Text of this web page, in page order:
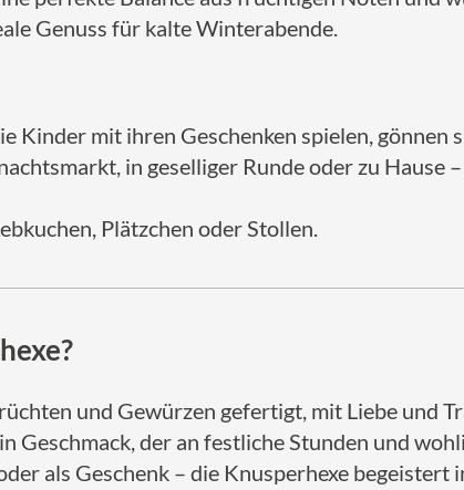
Genuss für kalte Winterabende.
Kinder mit ihren Geschenken spielen, gönnen
in geselliger Runde oder zu Hause
Plätzchen oder Stollen.
und Gewürzen gefertigt, mit Liebe und
Geschmack, der an festliche Stunden und
als Geschenk – die Knusperhexe begeistert